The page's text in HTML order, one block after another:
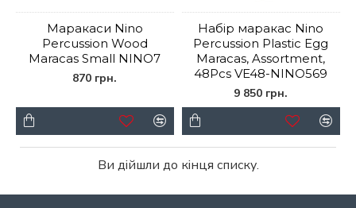
Маракаси Nino
Percussion Wood
Maracas Small NINO7
870 грн.
Набір маракас Nino
Percussion Plastic Egg
Maracas, Assortment,
48Pcs VE48-NINO569
9 850 грн.
Ви дійшли до кінця списку.